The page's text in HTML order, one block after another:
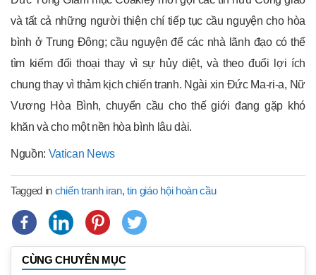
và tất cả những người thiện chí tiếp tục cầu nguyện cho hòa
bình ở Trung Đông; cầu nguyện để các nhà lãnh đạo có thể
tìm kiếm đối thoại thay vì sự hủy diệt, và theo đuổi lợi ích
chung thay vì thảm kịch chiến tranh. Ngài xin Đức Ma-ri-a, Nữ
Vương Hòa Bình, chuyển cầu cho thế giới đang gặp khó
khăn và cho một nền hòa bình lâu dài.
Nguồn: Vatican News
Tagged in chiến tranh iran,tin giáo hội hoàn cầu
CÙNG CHUYÊN MỤC